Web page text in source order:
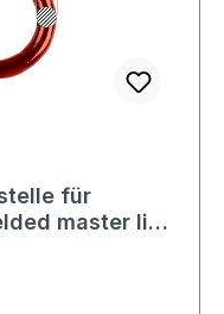
für
master link